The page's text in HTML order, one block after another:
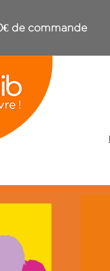
de commande